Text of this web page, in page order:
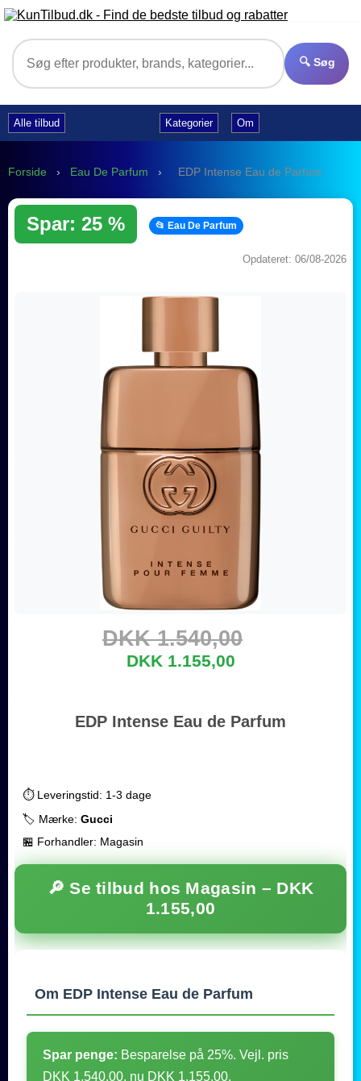
🔍 Søg
Alle tilbud Kategorier Om
Forside › Eau De Parfum › EDP Intense Eau de Parfum
Spar: 25 % 📂 Eau De Parfum
Opdateret: 06/08-2026
DKK 1.540,00
DKK 1.155,00
EDP Intense Eau de Parfum
⏱️ Leveringstid: 1-3 dage
🏷️ Mærke: Gucci
🏪 Forhandler: Magasin
🔎 Se tilbud hos Magasin – DKK
1.155,00
Om EDP Intense Eau de Parfum
Spar penge: Besparelse på 25%. Vejl. pris
DKK 1.540,00, nu DKK 1.155,00.